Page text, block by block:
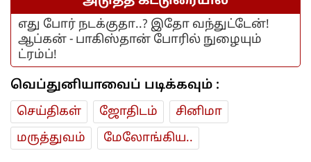
எது போர் நடக்குதா..? இதோ வந்துட்டேன்!
ஆப்கன் - பாகிஸ்தான் போரில் நுழையும்
ட்ரம்ப்!
வெப்துனியாவைப் படிக்கவும் :
செய்திகள் ஜோ‌திட‌ம்
சினிமா
மரு‌த்துவ‌ம்
மேலோங்கிய..